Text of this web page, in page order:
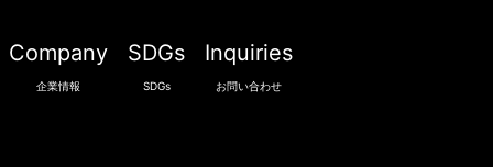
Company
企業情報
SDGs
SDGs
Inquiries
お問い合わせ